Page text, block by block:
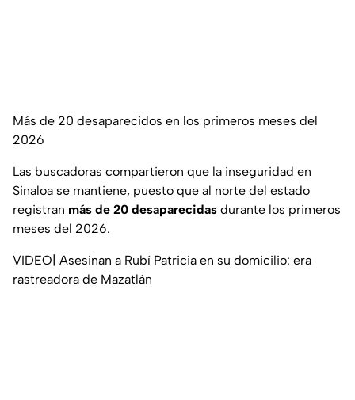
Más de 20 desaparecidos en los primeros meses del
2026
Las buscadoras compartieron que la inseguridad en
Sinaloa se mantiene, puesto que al norte del estado
registran más de 20 desaparecidas durante los primeros
meses del 2026.
VIDEO| Asesinan a Rubí Patricia en su domicilio: era
rastreadora de Mazatlán